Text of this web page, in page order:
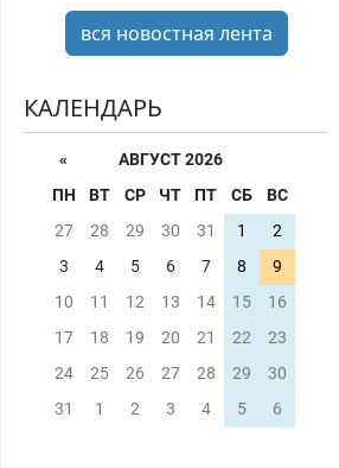
вся новостная лента
КАЛЕНДАРЬ
«
АВГУСТ 2026
ПН
ВТ СР ЧТ ПТ СБ
ВС
27
28 29 30 31 1
2
3
4 5 6 7 8
9
10
11 12 13 14 15
16
17
18 19 20 21 22
23
24
25 26 27 28 29
30
31
1 2 3 4 5 6